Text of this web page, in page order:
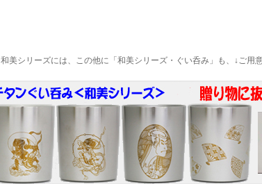
和美シリーズには、この他に「和美シリーズ・ぐい呑み」も、↓ご用